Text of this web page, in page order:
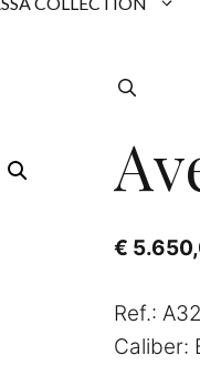
€
Ref.:
Caliber: